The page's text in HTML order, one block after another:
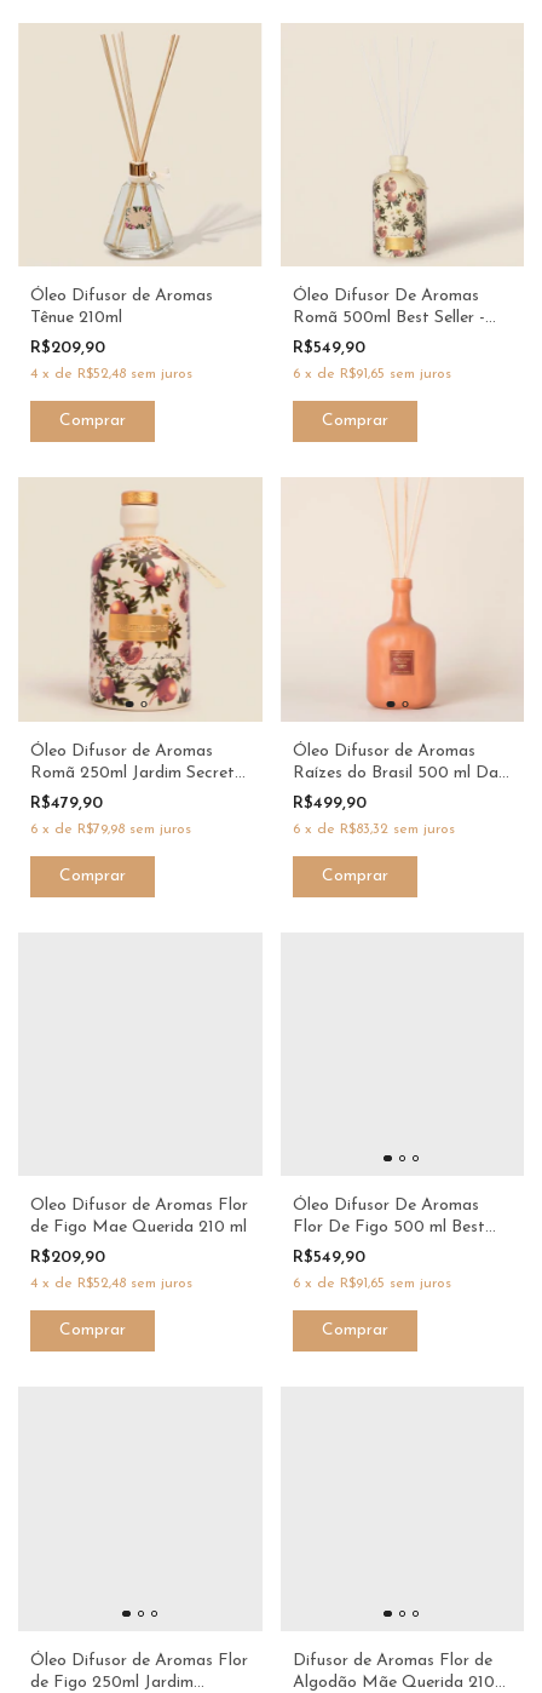
Óleo Difusor de Aromas
Tênue 210ml
R$209,90
4 x de R$52,48 sem juros
Óleo Difusor De Aromas
Romã 500ml Best Seller -
Dani Fernandes
R$549,90
6 x de R$91,65 sem juros
Óleo Difusor de Aromas
Romã 250ml Jardim Secreto
Dani Fernandes Best Seller -
Dani Fernandes
R$479,90
6 x de R$79,98 sem juros
Óleo Difusor de Aromas
Raízes do Brasil 500 ml Dani
Fernandes
R$499,90
6 x de R$83,32 sem juros
Oleo Difusor de Aromas Flor
de Figo Mae Querida 210 ml
R$209,90
4 x de R$52,48 sem juros
Óleo Difusor De Aromas
Flor De Figo 500 ml Best
Seller
R$549,90
6 x de R$91,65 sem juros
Óleo Difusor de Aromas Flor
de Figo 250ml Jardim
Difusor de Aromas Flor de
Algodão Mãe Querida 210